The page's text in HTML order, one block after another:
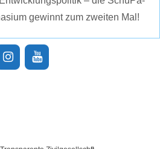
gewinnt zum zweiten Mal!